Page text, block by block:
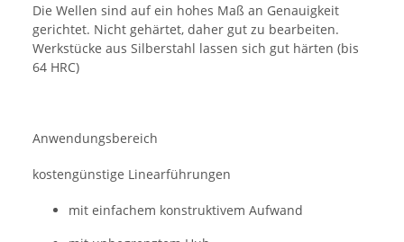
Die Wellen sind auf ein hohes Maß an Genauigkeit
gerichtet. Nicht gehärtet, daher gut zu bearbeiten.
Werkstücke aus Silberstahl lassen sich gut härten (bis
64 HRC)
Anwendungsbereich
kostengünstige Linearführungen
mit einfachem konstruktivem Aufwand